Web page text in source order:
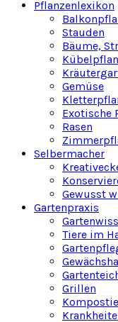
Pflanzenlexikon
Stauden
Bäume,
Gemüse
Exotische
Rasen
Selbermacher
Gewusst
Gartenpraxis
Tiere im
Grillen